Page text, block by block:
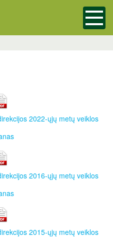
2022-ųjų metų veiklos
2016-ųjų metų veiklos
2015-ųjų metų veiklos